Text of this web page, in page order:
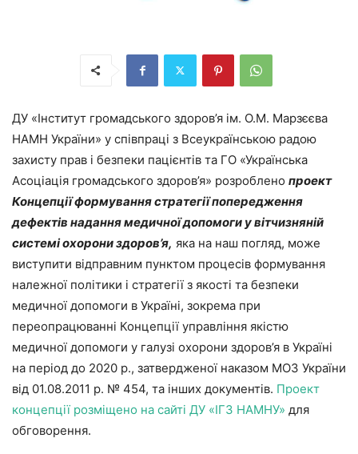
ДУ «Інститут громадського здоров’я ім. О.М. Марзєєва
НАМН України» у співпраці з Всеукраїнською радою
захисту прав і безпеки пацієнтів та ГО «Українська
Асоціація громадського здоров’я» розроблено проект
Концепції формування стратегії попередження
дефектів надання медичної допомоги у вітчизняній
системі охорони здоров’я, яка на наш погляд, може
виступити відправним пунктом процесів формування
належної політики і стратегії з якості та безпеки
медичної допомоги в Україні, зокрема при
переопрацюванні Концепції управління якістю
медичної допомоги у галузі охорони здоров’я в Україні
на період до 2020 р., затвердженої наказом МОЗ України
від 01.08.2011 р. № 454, та інших документів. Проект
концепції розміщено на сайті ДУ «ІГЗ НАМНУ» для
обговорення.